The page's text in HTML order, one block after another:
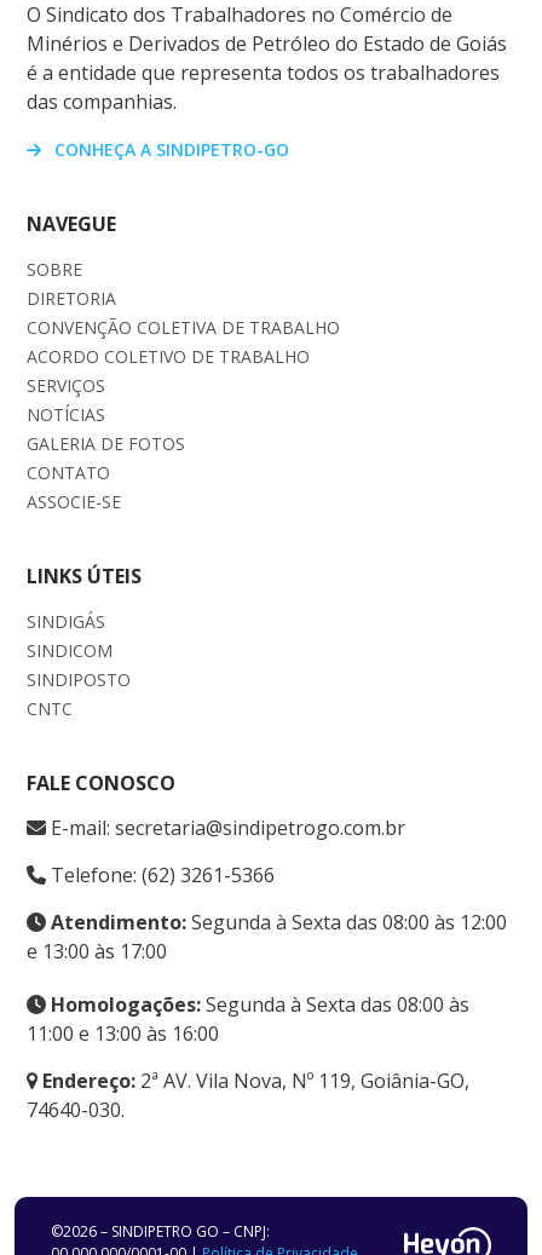
O Sindicato dos Trabalhadores no Comércio de
Minérios e Derivados de Petróleo do Estado de Goiás
é a entidade que representa todos os trabalhadores
das companhias.
CONHEÇA A SINDIPETRO-GO
NAVEGUE
SOBRE
DIRETORIA
CONVENÇÃO COLETIVA DE TRABALHO
ACORDO COLETIVO DE TRABALHO
SERVIÇOS
NOTÍCIAS
GALERIA DE FOTOS
CONTATO
ASSOCIE-SE
LINKS ÚTEIS
SINDIGÁS
SINDICOM
SINDIPOSTO
CNTC
FALE CONOSCO
E-mail: secretaria@sindipetrogo.com.br
Telefone: (62) 3261-5366
Atendimento:Segunda à Sexta das 08:00 às 12:00
e 13:00 às 17:00
Homologações:Segunda à Sexta das 08:00 às
11:00 e 13:00 às 16:00
Endereço: 2ª AV. Vila Nova, Nº 119, Goiânia-GO,
74640-030.
©2026 – SINDIPETRO GO – CNPJ: